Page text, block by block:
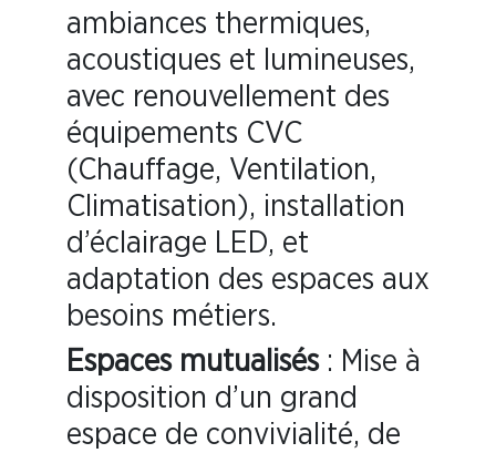
ambiances thermiques,
acoustiques et lumineuses,
avec renouvellement des
équipements CVC
(Chauffage, Ventilation,
Climatisation), installation
d’éclairage LED, et
adaptation des espaces aux
besoins métiers.
Espaces mutualisés: Mise à
disposition d’un grand
espace de convivialité, de